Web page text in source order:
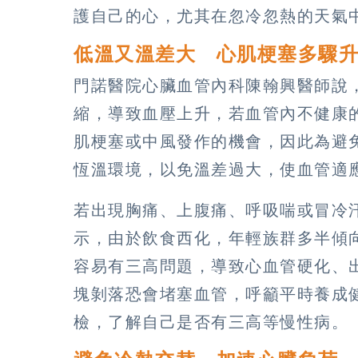
護自己的心，尤其在忽冷忽熱的天氣
低溫又溫差大 心肌梗塞多驟升
門諾醫院心臟血管內科陳翰興醫師
縮，導致血壓上升，若血管內不健康
肌梗塞或中風發作的機會，因此為
恆溫環境，以免溫差過大，使血管適
若出現胸痛、上腹痛、呼吸喘或冒
示，由於飲食西化，年輕族群多半
容易有三高問題，導致心血管硬化、
塊剝落恐會堵塞血管，呼籲平時養成
檢，了解自己是否有三高等慢性病。